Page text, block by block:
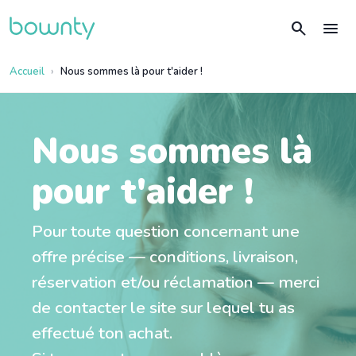
search menu
Accueil Nous sommes là pour t'aider !
Nous sommes là
pour t'aider !
Pour toute question concernant une
offre précise — conditions, livraison,
réservation et/ou réclamation — merci
de contacter le site sur lequel tu as
effectué ton achat.